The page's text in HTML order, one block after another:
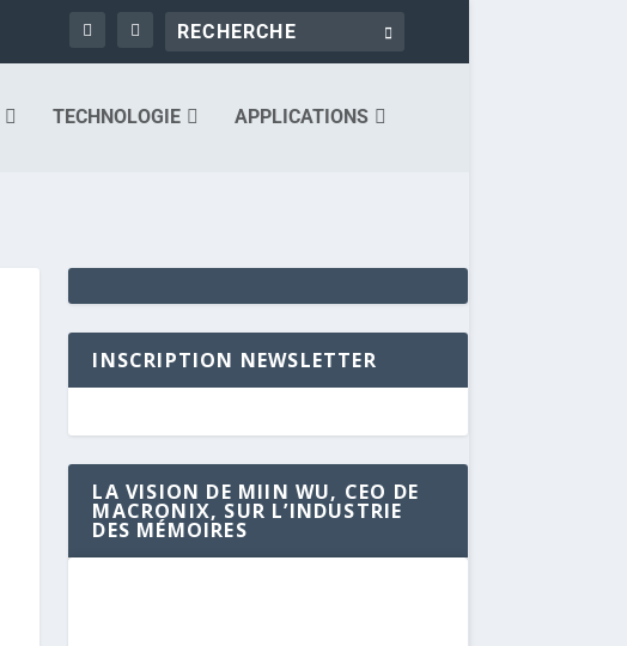
TECHNOLOGIE APPLICATIONS
INSCRIPTION NEWSLETTER
LA VISION DE MIIN WU, CEO DE
MACRONIX, SUR L’INDUSTRIE
DES MÉMOIRES